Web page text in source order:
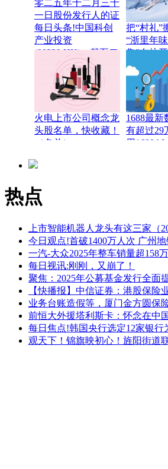
每日头条!中国科创
产业投资
(00339.HK)：截至二
零二五年十二月三十
一日股份发行人的证
券变动月报表内容摘
把“村礼”
“浙里年味
集”在杭
火电上市公司概念龙
头股名单，快收藏！
（名单）
1688最新
有超过29
用1688AI
热点
上市智能机器人龙头有这三家（
今日观点!首破1400万人次 广州
一汽-大众2025年整车销量超158
每日视讯:刚刚，又崩了！
聚焦：2025年公募基金发行全面
【快播报】中信证券：港股保
业务台账造假等，厦门金方圆保
前恒大外援塔利斯卡：怀念在中
每日焦点!韩国央行选定12家银行
观天下！锦旗映初心！旌阳街道